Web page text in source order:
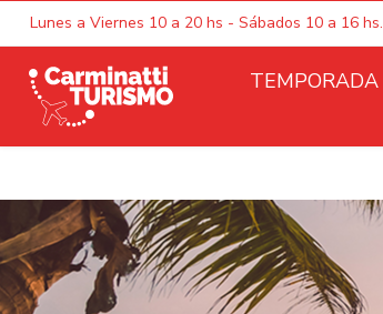
Lunes a Viernes 10 a 20 hs - Sábados 10 a 16 hs.
TEMPORADA